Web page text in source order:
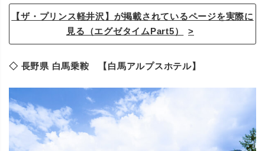
【ザ・プリンス軽井沢】が掲載されているページを実際に
見る（エグゼタイムPart5）
◇ 長野県 白馬乗鞍 【白馬アルプスホテル】